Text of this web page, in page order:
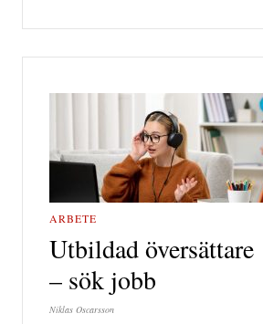
ARBETE
Utbildad översättare
– sök jobb
Niklas Oscarsson